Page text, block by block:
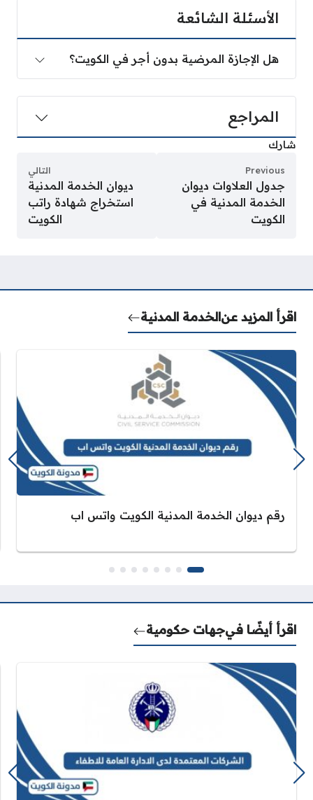
الأسئلة الشائعة
هل الإجازة المرضية بدون أجر في الكويت؟
المراجع
شارك
Previous
جدول العلاوات ديوان
الخدمة المدنية في
الكويت
التالي
ديوان الخدمة المدنية
استخراج شهادة راتب
الكويت
اقرأ المزيد عنالخدمة المدنية
رقم ديوان الخدمة المدنية الكويت واتس اب
اقرأ أيضًا فيجهات حكومية